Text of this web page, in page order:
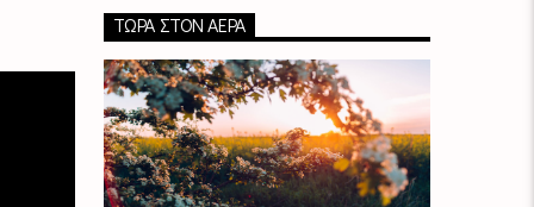
ΤΏΡΑ ΣΤΟΝ ΑΈΡΑ